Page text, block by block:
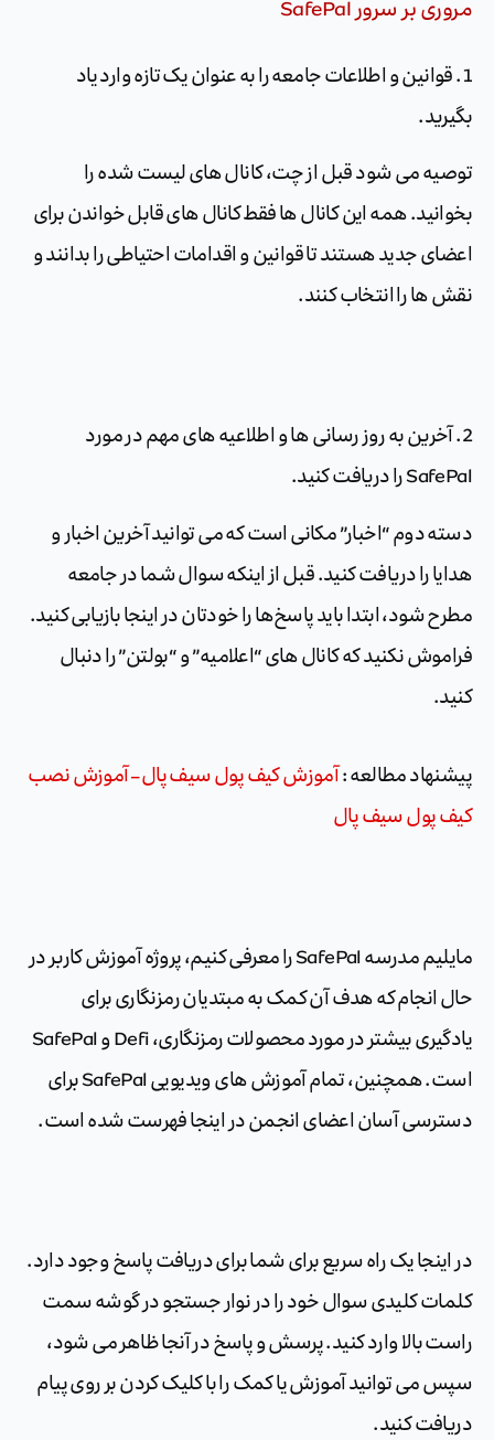
مروری بر سرور SafePal
1. قوانین و اطلاعات جامعه را به عنوان یک تازه وارد یاد
بگیرید.
توصیه می شود قبل از چت، کانال های لیست شده را
بخوانید. همه این کانال ها فقط کانال های قابل خواندن برای
اعضای جدید هستند تا قوانین و اقدامات احتیاطی را بدانند و
نقش ها را انتخاب کنند.
2. آخرین به روز رسانی ها و اطلاعیه های مهم در مورد
SafePal را دریافت کنید.
دسته دوم “اخبار” مکانی است که می توانید آخرین اخبار و
هدایا را دریافت کنید. قبل از اینکه سوال شما در جامعه
مطرح شود، ابتدا باید پاسخ‌ها را خودتان در اینجا بازیابی کنید.
فراموش نکنید که کانال های “اعلامیه” و “بولتن” را دنبال
کنید.
پیشنهاد مطالعه : آموزش کیف پول سیف پال – آموزش نصب
کیف پول سیف پال
مایلیم مدرسه SafePal را معرفی کنیم، پروژه آموزش کاربر در
حال انجام که هدف آن کمک به مبتدیان رمزنگاری برای
یادگیری بیشتر در مورد محصولات رمزنگاری، Defi و SafePal
است. همچنین، تمام آموزش های ویدیویی SafePal برای
دسترسی آسان اعضای انجمن در اینجا فهرست شده است.
در اینجا یک راه سریع برای شما برای دریافت پاسخ وجود دارد.
کلمات کلیدی سوال خود را در نوار جستجو در گوشه سمت
راست بالا وارد کنید. پرسش و پاسخ در آنجا ظاهر می شود،
سپس می توانید آموزش یا کمک را با کلیک کردن بر روی پیام
دریافت کنید.